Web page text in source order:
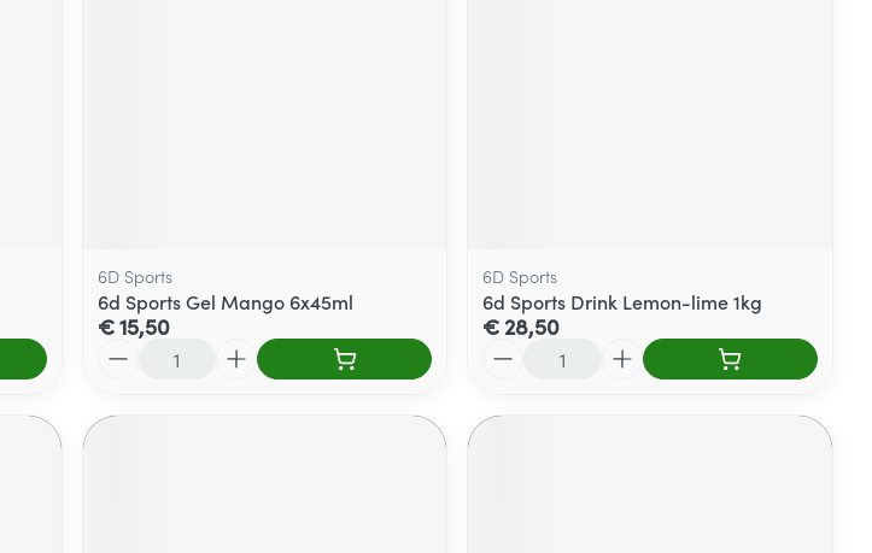
6D Sports
6d Sports Gel Mango 6x45ml
€ 15,50
6D Sports
6d Sports Drink Lemon-lime 1kg
€ 28,50